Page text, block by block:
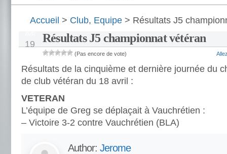
Accueil > Club, Equipe > Résultats J5
19 Résultats J5 championnat vétéran
(Pas encore de vote)
Résultats de la cinquième et dernière journée du
de club vétéran du 18 avril :
VETERAN
L’équipe de Greg se déplaçait à Vauchrétien :
– Victoire 3-2 contre Vauchrétien (BLA)
Author: Jerome